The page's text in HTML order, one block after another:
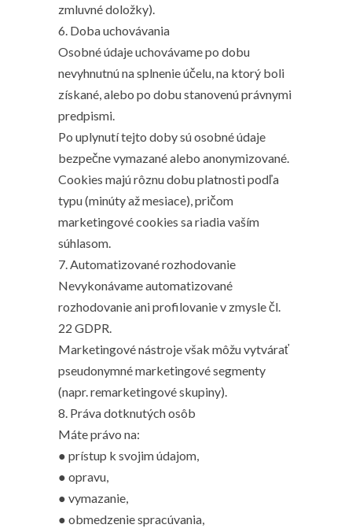
zmluvné doložky).
6. Doba uchovávania
Osobné údaje uchovávame po dobu
nevyhnutnú na splnenie účelu, na ktorý boli
získané, alebo po dobu stanovenú právnymi
predpismi.
Po uplynutí tejto doby sú osobné údaje
bezpečne vymazané alebo anonymizované.
Cookies majú rôznu dobu platnosti podľa
typu (minúty až mesiace), pričom
marketingové cookies sa riadia vaším
súhlasom.
7. Automatizované rozhodovanie
Nevykonávame automatizované
rozhodovanie ani profilovanie v zmysle čl.
22 GDPR.
Marketingové nástroje však môžu vytvárať
pseudonymné marketingové segmenty
(napr. remarketingové skupiny).
8. Práva dotknutých osôb
Máte právo na:
● prístup k svojim údajom,
● opravu,
● vymazanie,
● obmedzenie spracúvania,